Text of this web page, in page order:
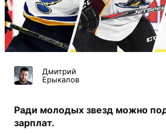
Дмитрий
Ерыкалов
Ради молодых звезд можно
зарплат.